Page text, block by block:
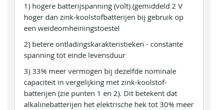
1) hogere batterijspanning (volt) (gemiddeld 2 V
hoger dan zink-koolstofbatterijen bij gebruik op
een weideomheiningstoestel
2) betere ontladingskarakteristieken - constante
spanning tot einde levensduur
3) 33% meer vermogen bij dezelfde nominale
capaciteit in vergelijking met zink-koolstof-
batterijen (zie punten 1 en 2). Dit betekent dat
alkalinebatterijen het elektrische hek tot 30% meer